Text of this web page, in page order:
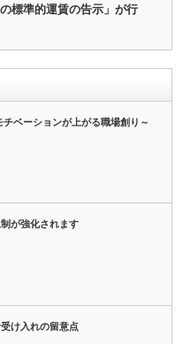
標準的運賃の告示」が行
チベーションが上がる職場創り～
が強化されます
け入れの留意点